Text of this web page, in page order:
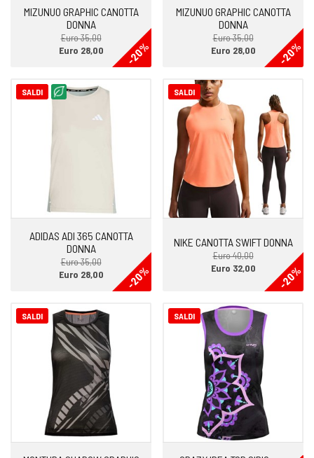
MIZUNUO GRAPHIC CANOTTA
DONNA
Euro 35,00
-20%
Euro 28,00
MIZUNUO GRAPHIC CANOTTA
DONNA
Euro 35,00
-20%
Euro 28,00
SALDI
ADIDAS ADI 365 CANOTTA
DONNA
Euro 35,00
-20%
Euro 28,00
SALDI
NIKE CANOTTA SWIFT DONNA
Euro 40,00
-20%
Euro 32,00
SALDI SALDI